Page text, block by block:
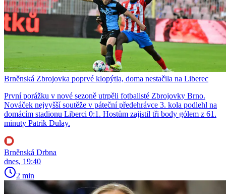
Brněnská Zbrojovka poprvé klopýtla, doma nestačila na Liberec
První porážku v nové sezoně utrpěli fotbalisté Zbrojovky Brno.
Nováček nejvyšší soutěže v páteční předehrávce 3. kola podlehl na
domácím stadionu Liberci 0:1. Hostům zajistil tři body gólem z 61.
minuty Patrik Dulay.
Brněnská Drbna
dnes, 19:40
2 min